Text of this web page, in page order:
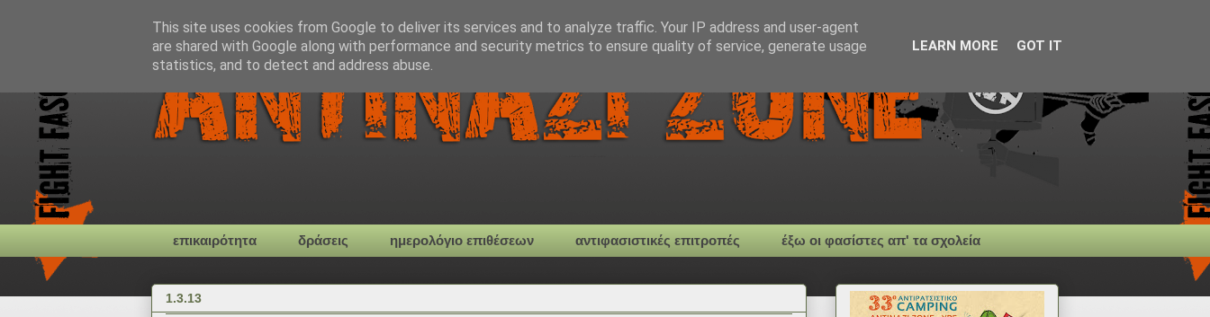
επικαιρότητα δράσεις ημερολόγιο επιθέσεων αντιφασιστικές επιτροπές έξω οι φασίστες απ' τα σχολεία
1.3.13
This site uses cookies from Google to deliver its services and to analyze traffic. Your IP address and user-agent
are shared with Google along with performance and security metrics to ensure quality of service, generate usage
statistics, and to detect and address abuse.
LEARN MORE GOT IT